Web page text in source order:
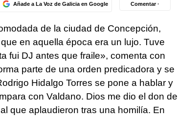
Añade a La Voz de Galicia en Google Comentar ·
de la ciudad de Concepción,
en aquella época era un lujo. Tuve
fui DJ antes que fraile», comenta con
parte de una orden predicadora y se
Hidalgo Torres se pone a hablar y
con Valdano. Dios me dio el don de
que aplaudieron tras una homilía. En